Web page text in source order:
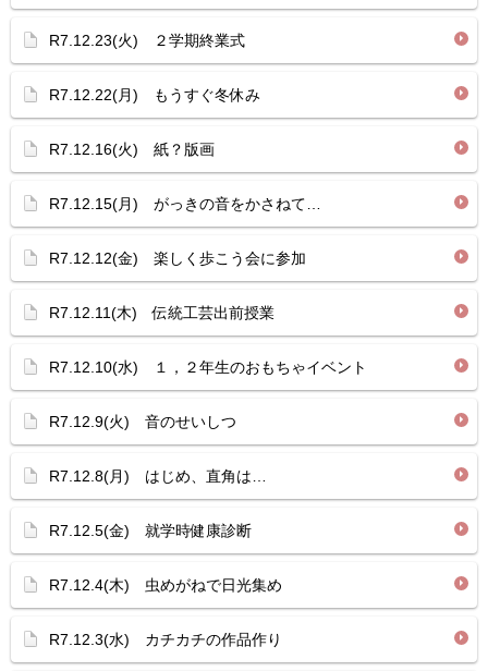
R7.12.23(火) ２学期終業式
R7.12.22(月) もうすぐ冬休み
R7.12.16(火) 紙？版画
R7.12.15(月) がっきの音をかさねて…
R7.12.12(金) 楽しく歩こう会に参加
R7.12.11(木) 伝統工芸出前授業
R7.12.10(水) １，２年生のおもちゃイベント
R7.12.9(火) 音のせいしつ
R7.12.8(月) はじめ、直角は…
R7.12.5(金) 就学時健康診断
R7.12.4(木) 虫めがねで日光集め
R7.12.3(水) カチカチの作品作り